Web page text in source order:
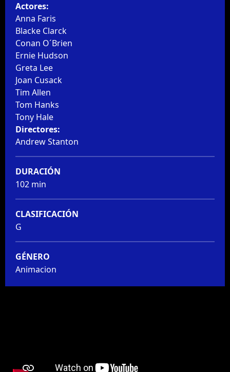
Actores:
Anna Faris
Blacke Clarck
Conan O´Brien
Ernie Hudson
Greta Lee
Joan Cusack
Tim Allen
Tom Hanks
Tony Hale
Directores:
Andrew Stanton
DURACIÓN
102 min
CLASIFICACIÓN
G
GÉNERO
Animacion